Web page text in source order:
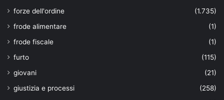
forze dell'ordine
(1.735)
frode alimentare
(1)
frode fiscale
(1)
furto
(115)
giovani
(21)
giustizia e processi
(258)